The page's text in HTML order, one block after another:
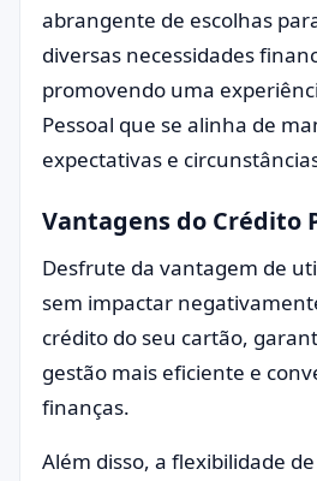
abrangente de escolhas
diversas necessidades
promovendo uma
Pessoal que se alinha de
expectativas e
Vantagens do Crédito
Desfrute da vantagem de
sem impactar
crédito do seu cartão,
gestão mais eficiente e
finanças.
Além disso, a flexibilidade